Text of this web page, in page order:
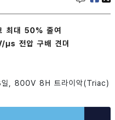
최대 50% 줄여
전압 구배 견뎌
일, 800V 8H 트라이악(Triac)